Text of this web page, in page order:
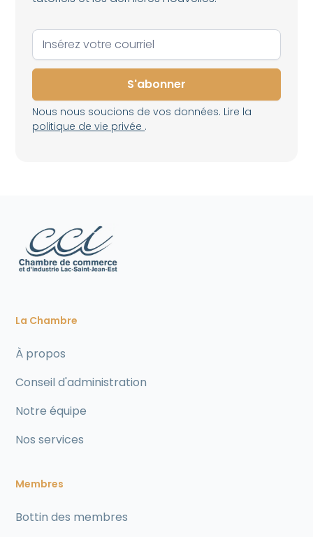
Nous nous soucions de vos données. Lire la
politique de vie privée .
La Chambre
À propos
Conseil d'administration
Notre équipe
Nos services
Membres
Bottin des membres